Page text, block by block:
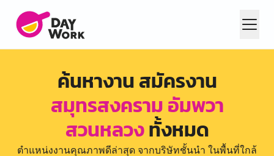
ค้นหางาน สมัครงาน
สมุทรสงคราม อัมพวา
สวนหลวงทั้งหมด
ตำแหน่งงานคุณภาพดีล่าสุด จากบริษัทชั้นนำ ในพื้นที่ใกล้